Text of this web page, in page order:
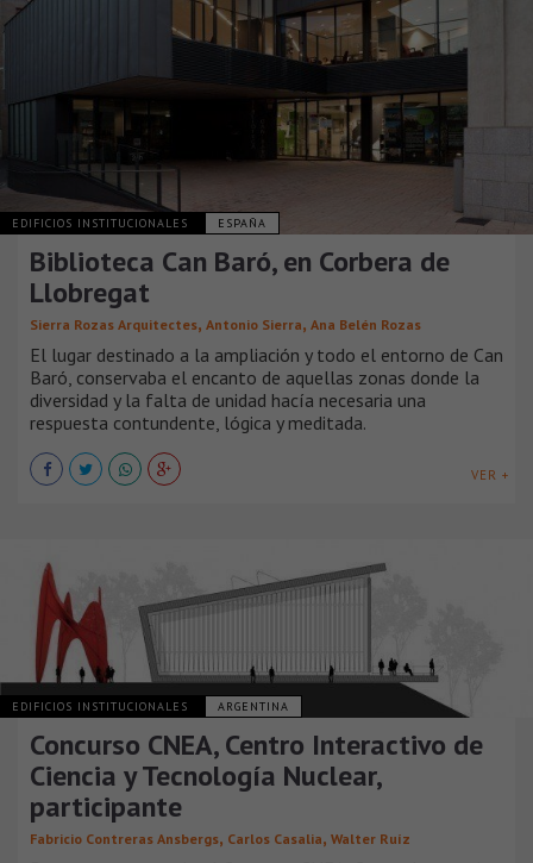
EDIFICIOS INSTITUCIONALES ESPAÑA
Biblioteca Can Baró, en Corbera de
Llobregat
Sierra Rozas Arquitectes, Antonio Sierra, Ana Belén Rozas
El lugar destinado a la ampliación y todo el entorno de Can
Baró, conservaba el encanto de aquellas zonas donde la
diversidad y la falta de unidad hacía necesaria una
respuesta contundente, lógica y meditada.
VER +
EDIFICIOS INSTITUCIONALES ARGENTINA
Concurso CNEA, Centro Interactivo de
Ciencia y Tecnología Nuclear,
participante
Fabricio Contreras Ansbergs, Carlos Casalia, Walter Ruíz